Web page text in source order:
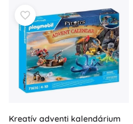
Kreatív adventi kalendárium